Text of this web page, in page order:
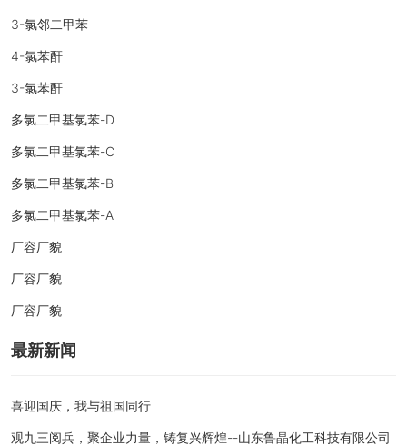
3-氯邻二甲苯
4-氯苯酐
3-氯苯酐
多氯二甲基氯苯-D
多氯二甲基氯苯-C
多氯二甲基氯苯-B
多氯二甲基氯苯-A
厂容厂貌
厂容厂貌
厂容厂貌
最新新闻
喜迎国庆，我与祖国同行
观九三阅兵，聚企业力量，铸复兴辉煌--山东鲁晶化工科技有限公司